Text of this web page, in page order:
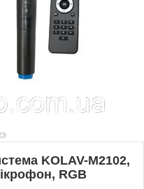
KOLAV-M2102,
RGB